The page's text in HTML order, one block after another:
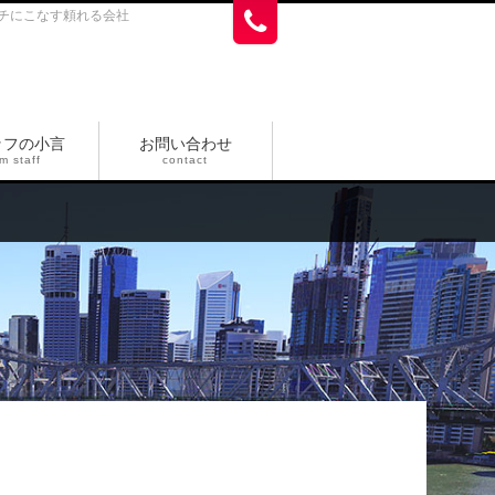
にこなす頼れる会社
の小言
staff
お問い合わせ
contact